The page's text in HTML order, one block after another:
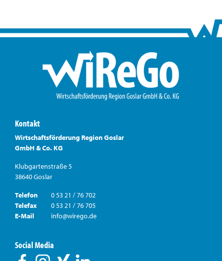
Kontakt
Wirtschaftsförderung Region Goslar
GmbH & Co. KG
Klubgartenstraße 5
38640 Goslar
Telefon
0 53 21 / 76 702
Telefax
0 53 21 / 76 705
E-Mail
info@wirego.de
Social Media